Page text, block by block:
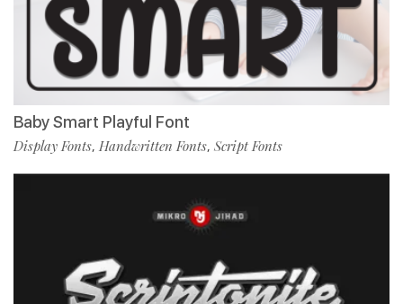
Baby Smart Playful Font
Display Fonts, Handwritten Fonts, Script Fonts